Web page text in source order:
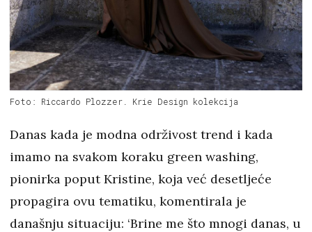
Foto: Riccardo Plozzer. Krie Design kolekcija
Danas kada je modna održivost trend i kada
imamo na svakom koraku green washing,
pionirka poput Kristine, koja već desetljeće
propagira ovu tematiku, komentirala je
današnju situaciju: ‘Brine me što mnogi danas, u